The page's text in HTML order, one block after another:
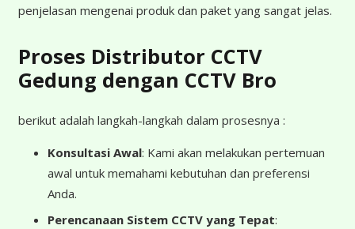
penjelasan mengenai produk dan paket yang sangat jelas.
Proses Distributor CCTV
Gedung dengan CCTV Bro
berikut adalah langkah-langkah dalam prosesnya :
Konsultasi Awal: Kami akan melakukan pertemuan
awal untuk memahami kebutuhan dan preferensi
Anda.
Perencanaan Sistem CCTV yang Tepat: